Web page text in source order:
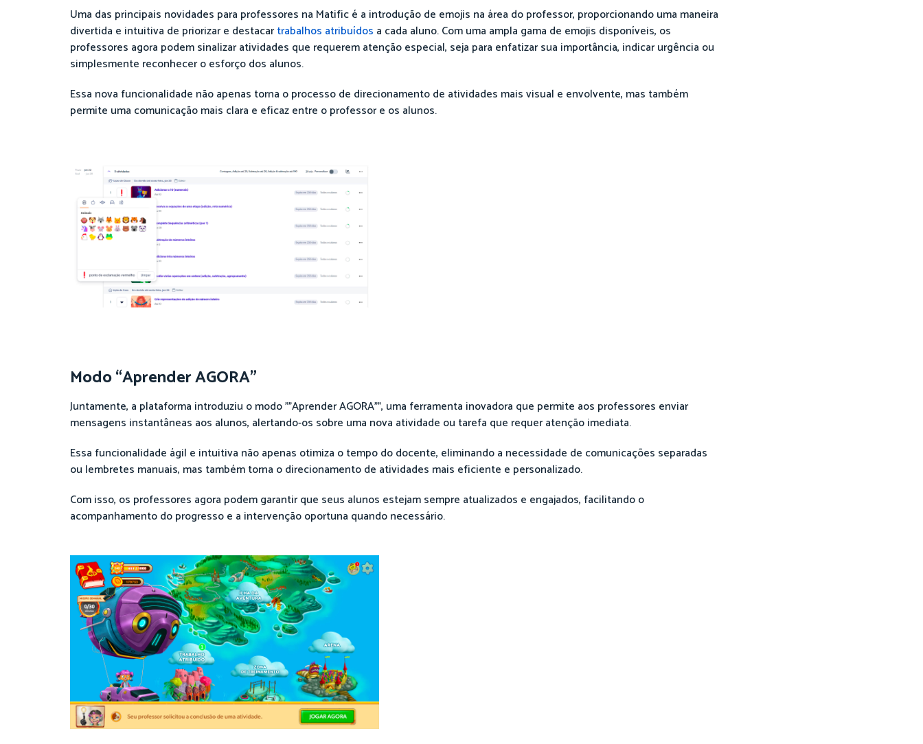
Uma das principais novidades para professores na Matific é a introdução de emojis na área do professor, proporcionando uma maneira
divertida e intuitiva de priorizar e destacartrabalhos atribuídos a cada aluno. Com uma ampla gama de emojis disponíveis, os
professores agora podem sinalizar atividades que requerem atenção especial, seja para enfatizar sua importância, indicar urgência ou
simplesmente reconhecer o esforço dos alunos.
Essa nova funcionalidade não apenas torna o processo de direcionamento de atividades mais visual e envolvente, mas também
permite uma comunicação mais clara e eficaz entre o professor e os alunos.
Modo “Aprender AGORA”
Juntamente, a plataforma introduziu o modo ""Aprender AGORA"", uma ferramenta inovadora que permite aos professores enviar
mensagens instantâneas aos alunos, alertando-os sobre uma nova atividade ou tarefa que requer atenção imediata.
Essa funcionalidade ágil e intuitiva não apenas otimiza o tempo do docente, eliminando a necessidade de comunicações separadas
ou lembretes manuais, mas também torna o direcionamento de atividades mais eficiente e personalizado.
Com isso, os professores agora podem garantir que seus alunos estejam sempre atualizados e engajados, facilitando o
acompanhamento do progresso e a intervenção oportuna quando necessário.